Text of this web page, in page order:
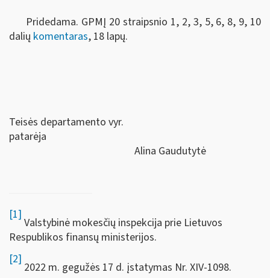
Pridedama. GPMĮ 20 straipsnio 1, 2, 3, 5, 6, 8, 9, 10
dalių komentaras, 18 lapų.
Teisės departamento vyr.
patarėja
Alina Gaudutytė
[1]
Valstybinė mokesčių inspekcija prie Lietuvos
Respublikos finansų ministerijos.
[2]
2022 m. gegužės 17 d. įstatymas Nr. XIV-1098.